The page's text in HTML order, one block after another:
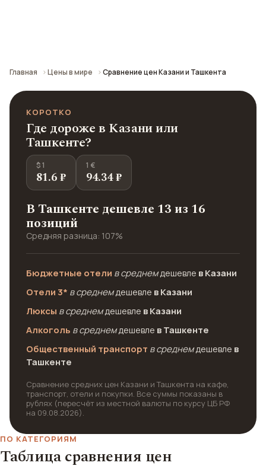
Главная Цены в мире Сравнение цен Казани и Ташкента
КОРОТКО
Где дороже в Казани или
Ташкенте?
$ 1
81.6 ₽
1 €
94.34 ₽
В Ташкенте дешевле 13 из 16
позиций
Средняя разница: 107%
Бюджетные отели в среднемдешевле в Казани
Отели 3* в среднемдешевле в Казани
Люксы в среднемдешевле в Казани
Алкоголь в среднемдешевле в Ташкенте
Общественный транспорт в среднемдешевле в
Ташкенте
Сравнение средних цен Казани и Ташкента на кафе,
транспорт, отели и покупки. Все суммы показаны в
рублях (пересчёт из местной валюты по курсу ЦБ РФ
на 09.08.2026).
ПО КАТЕГОРИЯМ
Таблица сравнения цен